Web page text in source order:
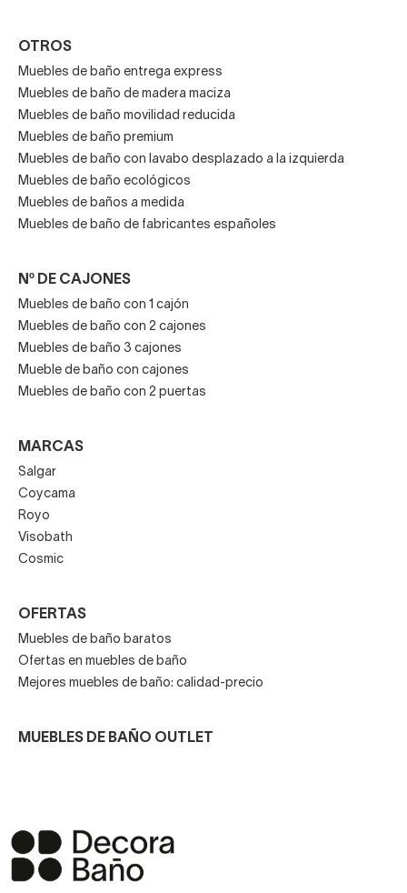
OTROS
Muebles de baño entrega express
Muebles de baño de madera maciza
Muebles de baño movilidad reducida
Muebles de baño premium
Muebles de baño con lavabo desplazado a la izquierda
Muebles de baño ecológicos
Muebles de baños a medida
Muebles de baño de fabricantes españoles
Nº DE CAJONES
Muebles de baño con 1 cajón
Muebles de baño con 2 cajones
Muebles de baño 3 cajones
Mueble de baño con cajones
Muebles de baño con 2 puertas
MARCAS
Salgar
Coycama
Royo
Visobath
Cosmic
OFERTAS
Muebles de baño baratos
Ofertas en muebles de baño
Mejores muebles de baño: calidad-precio
MUEBLES DE BAÑO OUTLET